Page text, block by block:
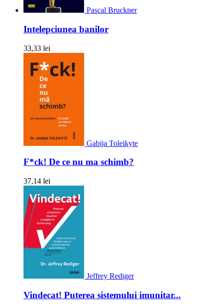
Pascal Bruckner
Intelepciunea banilor
33,33 lei
Gabija Toleikyte
F*ck! De ce nu ma schimb?
37,14 lei
Jeffrey Rediger
Vindecat! Puterea sistemului imunitar...